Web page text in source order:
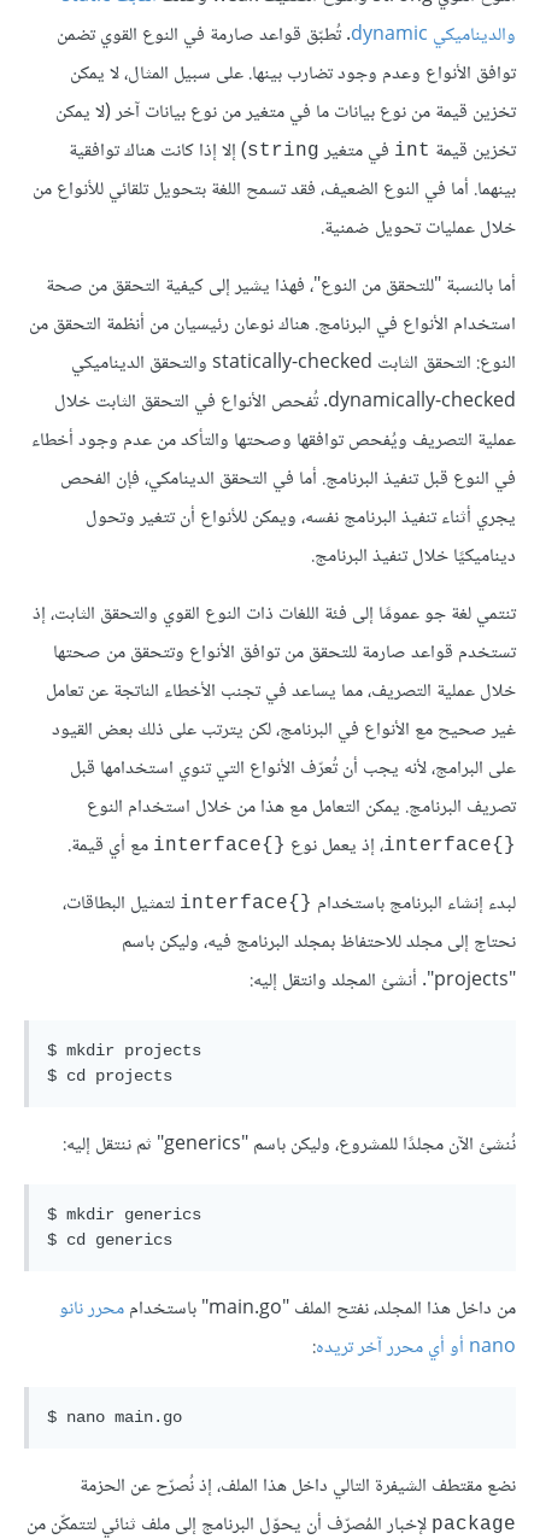
والديناميكي dynamic
. تُطبّق قواعد صارمة في النوع القوي تضمن
توافق الأنواع وعدم وجود تضارب بينها. على سبيل المثال، لا يمكن
تخزين قيمة من نوع بيانات ما في متغير من نوع بيانات آخر (لا يمكن
تخزين قيمة int في متغير string) إلا إذا كانت هناك توافقية
بينهما. أما في النوع الضعيف، فقد تسمح اللغة بتحويل تلقائي للأنواع من
خلال عمليات تحويل ضمنية.
أما بالنسبة "للتحقق من النوع"، فهذا يشير إلى كيفية التحقق من صحة
استخدام الأنواع في البرنامج. هناك نوعان رئيسيان من أنظمة التحقق من
النوع: التحقق الثابت statically-checked والتحقق الديناميكي
dynamically-checked. تُفحص الأنواع في التحقق الثابت خلال
عملية التصريف ويُفحص توافقها وصحتها والتأكد من عدم وجود أخطاء
في النوع قبل تنفيذ البرنامج. أما في التحقق الدينامكي، فإن الفحص
يجري أثناء تنفيذ البرنامج نفسه، ويمكن للأنواع أن تتغير وتحول
ديناميكيًا خلال تنفيذ البرنامج.
تنتمي لغة جو عمومًا إلى فئة اللغات ذات النوع القوي والتحقق الثابت، إذ
تستخدم قواعد صارمة للتحقق من توافق الأنواع وتتحقق من صحتها
خلال عملية التصريف، مما يساعد في تجنب الأخطاء الناتجة عن تعامل
غير صحيح مع الأنواع في البرنامج، لكن يترتب على ذلك بعض القيود
على البرامج، لأنه يجب أن تُعرّف الأنواع التي تنوي استخدامها قبل
تصريف البرنامج. يمكن التعامل مع هذا من خلال استخدام النوع
{}interface ، إذ يعمل نوع {}interface
مع أي قيمة.
لبدء إنشاء البرنامج باستخدام {}interface
لتمثيل البطاقات،
نحتاج إلى مجلد للاحتفاظ بمجلد البرنامج فيه، وليكن باسم
"projects". أنشئ المجلد وانتقل إليه:
$ mkdir projects
نُنشئ الآن مجلدًا للمشروع، وليكن باسم "generics" ثم ننتقل إليه:
$ mkdir generics
من داخل هذا المجلد، نفتح الملف "main.go" باستخدام
محرر نانو
nano أو أي محرر آخر تريده
:
نضع مقتطف الشيفرة التالي داخل هذا الملف، إذ نُصرّح عن الحزمة
package لإخبار المُصرّف أن يحوّل البرنامج إلى ملف ثنائي لتتمكّن من